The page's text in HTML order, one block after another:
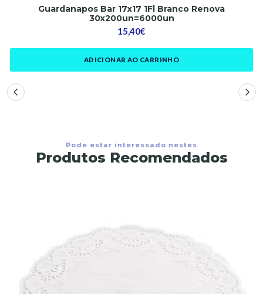
Guardanapos Bar 17x17 1Fl Branco Renova
30x200un=6000un
15,40€
ADICIONAR AO CARRINHO
Pode estar interessado nestes
Produtos Recomendados